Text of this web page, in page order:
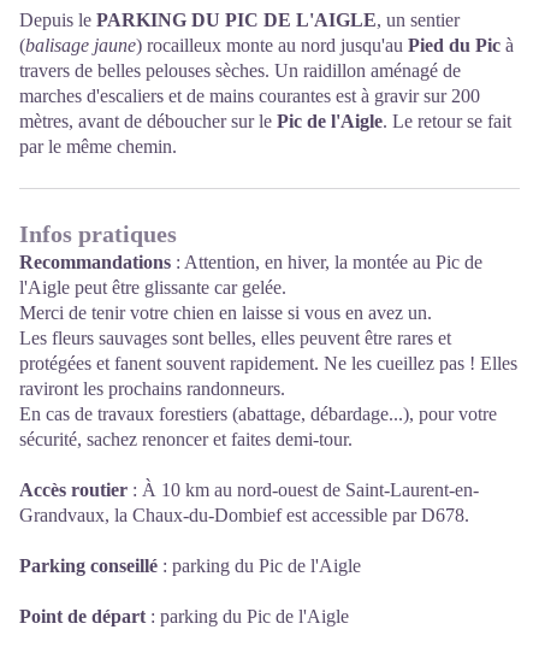
Depuis le PARKING DU PIC DE L'AIGLE, un sentier
(balisage jaune) rocailleux monte au nord jusqu'au Pied du Pic à
travers de belles pelouses sèches. Un raidillon aménagé de
marches d'escaliers et de mains courantes est à gravir sur 200
mètres, avant de déboucher sur le Pic de l'Aigle. Le retour se fait
par le même chemin.
Infos pratiques
Recommandations : Attention, en hiver, la montée au Pic de
l'Aigle peut être glissante car gelée.
Merci de tenir votre chien en laisse si vous en avez un.
Les fleurs sauvages sont belles, elles peuvent être rares et
protégées et fanent souvent rapidement. Ne les cueillez pas ! Elles
raviront les prochains randonneurs.
En cas de travaux forestiers (abattage, débardage...), pour votre
sécurité, sachez renoncer et faites demi-tour.
Accès routier : À 10 km au nord-ouest de Saint-Laurent-en-
Grandvaux, la Chaux-du-Dombief est accessible par D678.
Parking conseillé : parking du Pic de l'Aigle
Point de départ : parking du Pic de l'Aigle